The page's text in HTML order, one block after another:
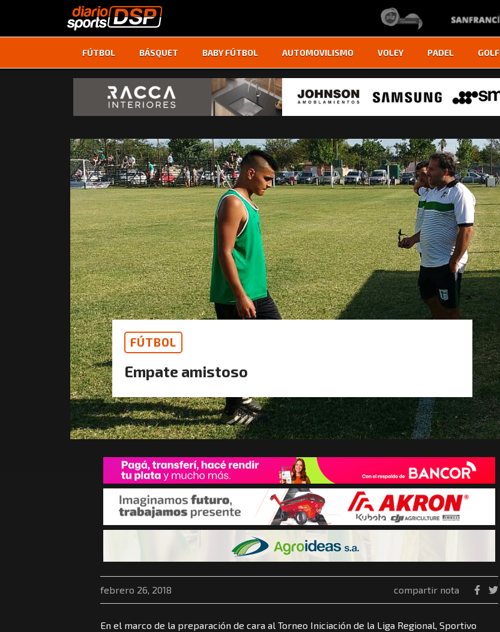
FÚTBOL BÁSQUET BABY FÚTBOL AUTOMOVILISMO VOLEY PADEL GOLF
FÚTBOL
Empate amistoso
febrero 26, 2018 compartir nota
En el marco de la preparación de cara al Torneo Iniciación de la Liga Regional, Sportivo